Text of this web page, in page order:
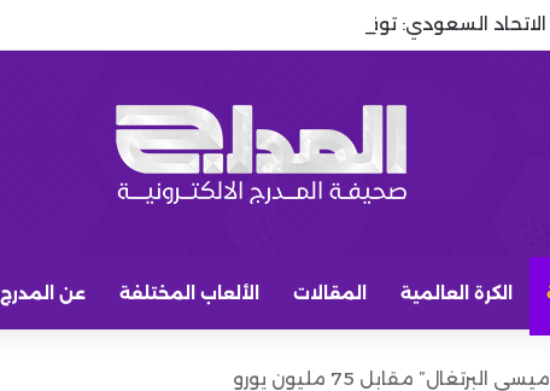
الاتحاد السعودي: توقعات وليد الفراج تشتعل في الاتحاد
الكرة العالمية المقالات الألعاب المختلفة عن المدرج
مقابل 75 مليون يورو